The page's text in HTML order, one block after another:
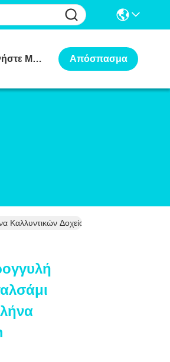
Επικοινωνήστε Μαζί Μας Απόσπασμα
Καλλυντικών Δοχείο Custom